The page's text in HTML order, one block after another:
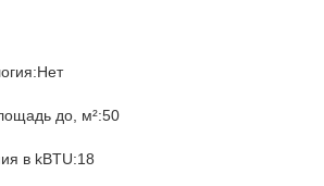
до, м²:50
в kBTU:18